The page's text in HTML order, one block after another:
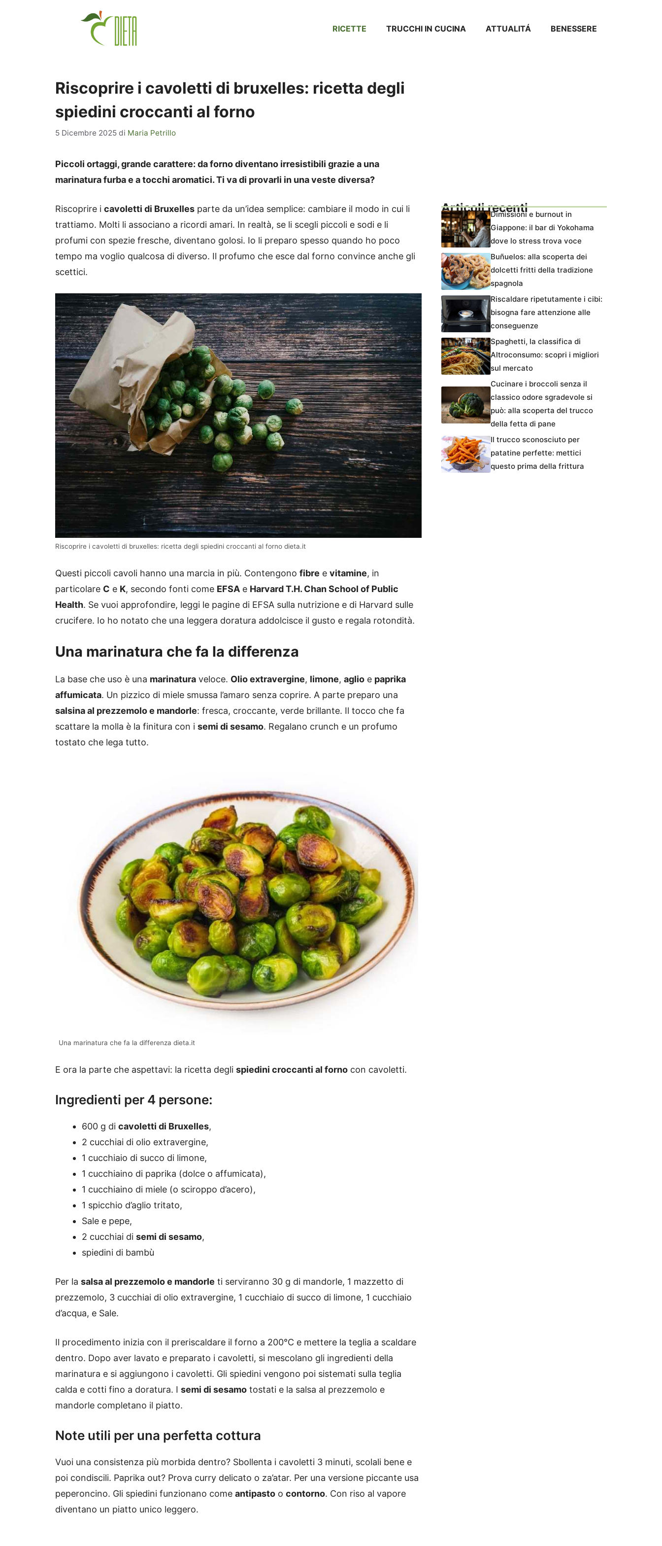
RICETTE TRUCCHI IN CUCINA ATTUALITÁ BENESSERE
Riscoprire i cavoletti di bruxelles: ricetta degli
spiedini croccanti al forno
5 Dicembre 2025 di Maria Petrillo
Piccoli ortaggi, grande carattere: da forno diventano irresistibili grazie a una
marinatura furba e a tocchi aromatici. Ti va di provarli in una veste diversa?
Riscoprire i cavoletti di Bruxelles parte da un’idea semplice: cambiare il modo in cui li
trattiamo. Molti li associano a ricordi amari. In realtà, se li scegli piccoli e sodi e li
profumi con spezie fresche, diventano golosi. Io li preparo spesso quando ho poco
tempo ma voglio qualcosa di diverso. Il profumo che esce dal forno convince anche gli
scettici.
Riscoprire i cavoletti di bruxelles: ricetta degli spiedini croccanti al forno dieta.it
Questi piccoli cavoli hanno una marcia in più. Contengono fibre e vitamine, in
particolare C e K, secondo fonti come EFSA e Harvard T.H. Chan School of Public
Health. Se vuoi approfondire, leggi le pagine di EFSA sulla nutrizione e di Harvard sulle
crucifere. Io ho notato che una leggera doratura addolcisce il gusto e regala rotondità.
Una marinatura che fa la differenza
La base che uso è una marinatura veloce. Olio extravergine, limone, aglio e paprika
affumicata. Un pizzico di miele smussa l’amaro senza coprire. A parte preparo una
salsina al prezzemolo e mandorle: fresca, croccante, verde brillante. Il tocco che fa
scattare la molla è la finitura con i semi di sesamo. Regalano crunch e un profumo
tostato che lega tutto.
Una marinatura che fa la differenza dieta.it
E ora la parte che aspettavi: la ricetta degli spiedini croccanti al forno con cavoletti.
Ingredienti per 4 persone:
600 g di cavoletti di Bruxelles,
2 cucchiai di olio extravergine,
1 cucchiaio di succo di limone,
1 cucchiaino di paprika (dolce o affumicata),
1 cucchiaino di miele (o sciroppo d’acero),
1 spicchio d’aglio tritato,
Sale e pepe,
2 cucchiai di semi di sesamo,
spiedini di bambù
Per la salsa al prezzemolo e mandorle ti serviranno 30 g di mandorle, 1 mazzetto di
prezzemolo, 3 cucchiai di olio extravergine, 1 cucchiaio di succo di limone, 1 cucchiaio
d’acqua, e Sale.
Il procedimento inizia con il preriscaldare il forno a 200°C e mettere la teglia a scaldare
dentro. Dopo aver lavato e preparato i cavoletti, si mescolano gli ingredienti della
marinatura e si aggiungono i cavoletti. Gli spiedini vengono poi sistemati sulla teglia
calda e cotti fino a doratura. I semi di sesamo tostati e la salsa al prezzemolo e
mandorle completano il piatto.
Note utili per una perfetta cottura
Vuoi una consistenza più morbida dentro? Sbollenta i cavoletti 3 minuti, scolali bene e
poi condiscili. Paprika out? Prova curry delicato o za’atar. Per una versione piccante usa
peperoncino. Gli spiedini funzionano come antipasto o contorno. Con riso al vapore
diventano un piatto unico leggero.
Articoli recentiDimissioni e burnout in
Giappone: il bar di Yokohama
dove lo stress trova voce
Buñuelos: alla scoperta dei
dolcetti fritti della tradizione
spagnola
Riscaldare ripetutamente i cibi:
bisogna fare attenzione alle
conseguenze
Spaghetti, la classifica di
Altroconsumo: scopri i migliori
sul mercato
Cucinare i broccoli senza il
classico odore sgradevole si
può: alla scoperta del trucco
della fetta di pane
Il trucco sconosciuto per
patatine perfette: mettici
questo prima della frittura